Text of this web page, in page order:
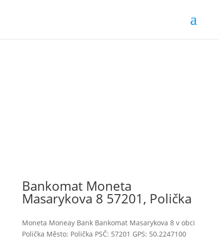
Bankomat Moneta
Masarykova 8 57201, Polička
Moneta Moneay Bank Bankomat Masarykova 8 v obci
Polička Město: Polička PSČ: 57201 GPS: 50.2247100